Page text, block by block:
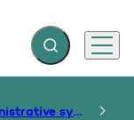
Fold søgefelt ud
Menu
Studieadministrative systemer